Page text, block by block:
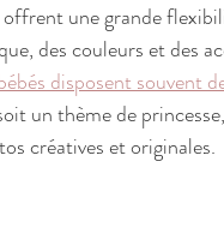
une grande
des couleurs et des
disposent souvent
un thème de
créatives et originales.